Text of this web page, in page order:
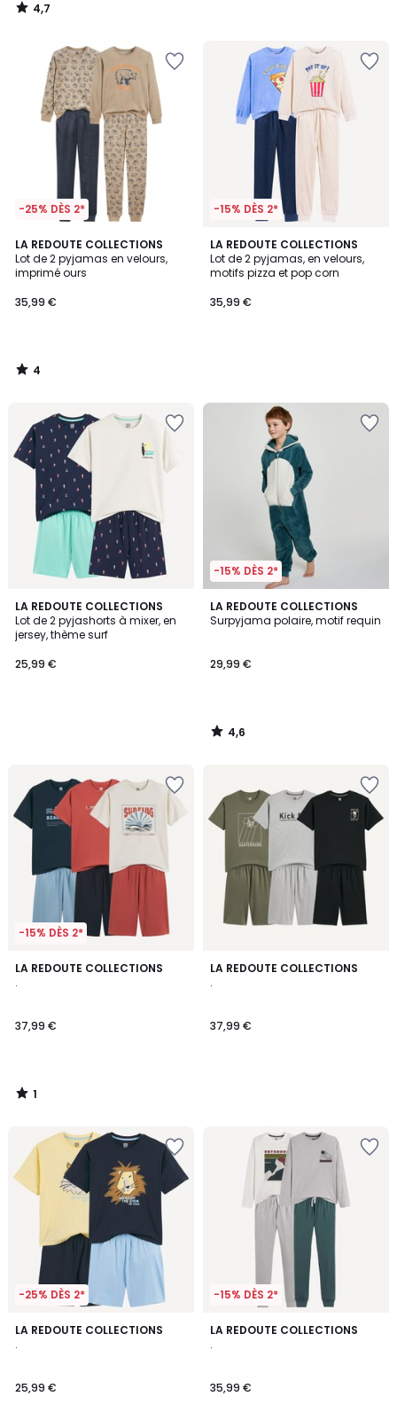
4,7
/
-25% DÈS 2*
LA REDOUTE COLLECTIONS
Lot de 2 pyjamas en velours,
imprimé ours
35,99 €
4
/
5
4
/
-15% DÈS 2*
LA REDOUTE COLLECTIONS
Lot de 2 pyjamas, en velours,
motifs pizza et pop corn
35,99 €
LA REDOUTE COLLECTIONS
Lot de 2 pyjashorts à mixer, en
jersey, thème surf
25,99 €
-15% DÈS 2*
LA REDOUTE COLLECTIONS
Surpyjama polaire, motif requin
29,99 €
4,6
/ 5
4,6
/
-15% DÈS 2*
LA REDOUTE COLLECTIONS
.
37,99 €
1
1
/
LA REDOUTE COLLECTIONS
.
37,99 €
-25% DÈS 2*
LA REDOUTE COLLECTIONS
.
25,99 €
5
-15% DÈS 2*
LA REDOUTE COLLECTIONS
.
35,99 €